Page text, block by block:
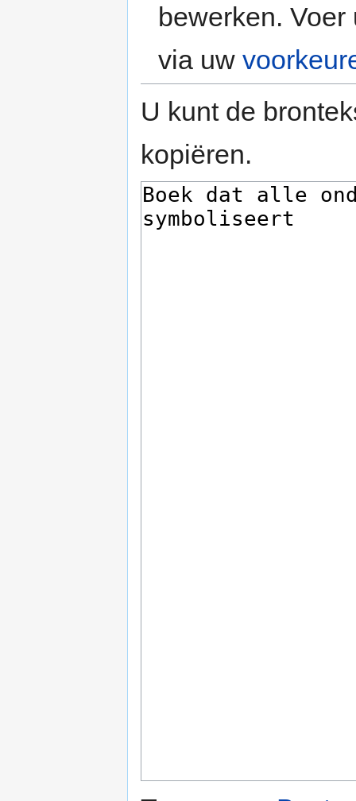
bewerken.
via uw
U kunt de
kopiëren.